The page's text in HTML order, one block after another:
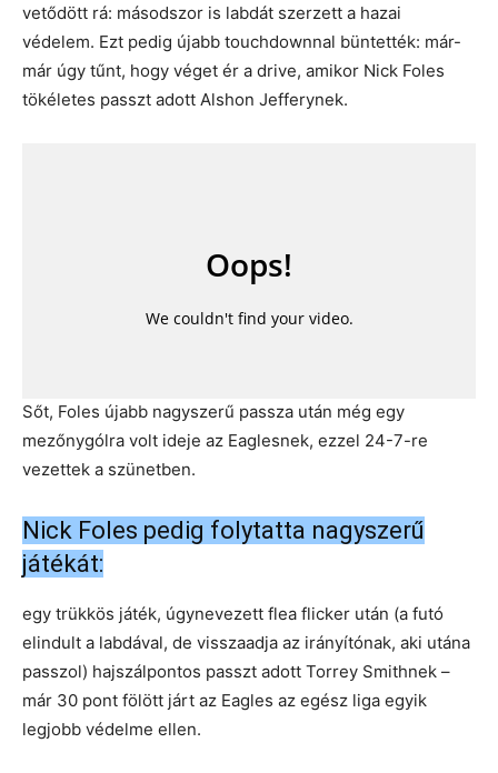
vetődött rá: másodszor is labdát szerzett a hazai
védelem. Ezt pedig újabb touchdownnal büntették: már-
már úgy tűnt, hogy véget ér a drive, amikor Nick Foles
tökéletes passzt adott Alshon Jefferynek.
Sőt, Foles újabb nagyszerű passza után még egy
mezőnygólra volt ideje az Eaglesnek, ezzel 24-7-re
vezettek a szünetben.
Nick Foles pedig folytatta nagyszerű
játékát:
egy trükkös játék, úgynevezett flea flicker után (a futó
elindult a labdával, de visszaadja az irányítónak, aki utána
passzol) hajszálpontos passzt adott Torrey Smithnek –
már 30 pont fölött járt az Eagles az egész liga egyik
legjobb védelme ellen.